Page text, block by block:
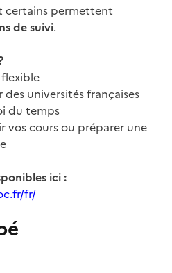
certains permettent
de suivi.
universités françaises
du temps
vos cours ou préparer une
ici :
fr/